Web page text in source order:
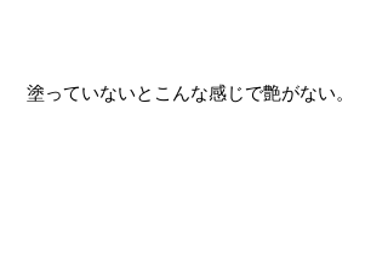
塗っていないとこんな感じで艶がない。